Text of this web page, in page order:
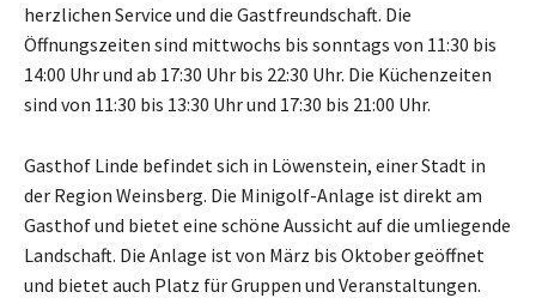
herzlichen Service und die Gastfreundschaft. Die
Öffnungszeiten sind mittwochs bis sonntags von 11:30 bis
14:00 Uhr und ab 17:30 Uhr bis 22:30 Uhr. Die Küchenzeiten
sind von 11:30 bis 13:30 Uhr und 17:30 bis 21:00 Uhr.
Gasthof Linde befindet sich in Löwenstein, einer Stadt in
der Region Weinsberg. Die Minigolf-Anlage ist direkt am
Gasthof und bietet eine schöne Aussicht auf die umliegende
Landschaft. Die Anlage ist von März bis Oktober geöffnet
und bietet auch Platz für Gruppen und Veranstaltungen.